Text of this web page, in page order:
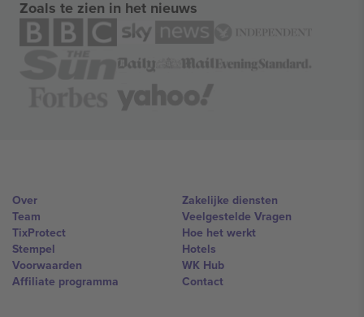
Zoals te zien in het nieuws
Over
Team
TixProtect
Stempel
Voorwaarden
Affiliate programma
Zakelijke diensten
Veelgestelde Vragen
Hoe het werkt
Hotels
WK Hub
Contact